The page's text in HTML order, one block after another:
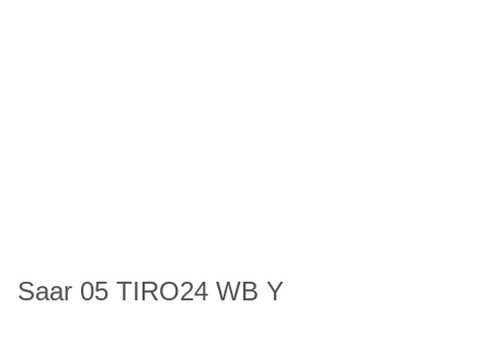
Saar 05 TIRO24 WB Y